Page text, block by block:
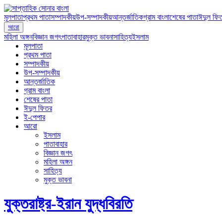
মূলপাতাপ্রথম পাতাসম্পাদকীয়উপ-সম্পাদকীয়আন্তর্জাতিকগ্রাম বাংলাশেষের পাতাঈদুল
আরো
মহিলা অঙ্গনবিজ্ঞান জগৎপাতাবাহারমুক্ত ভাবনাসাহিত্যইসলাম
মূলপাতা
প্রথম পাতা
সম্পাদকীয়
উপ-সম্পাদকীয়
আন্তর্জাতিক
গ্রাম বাংলা
শেষের পাতা
ঈদুল ফিতর
ই-পেপার
আরো
ইসলাম
পাতাবাহার
বিজ্ঞান জগৎ
মহিলা অঙ্গন
সাহিত্য
মুক্ত ভাবনা
যুক্তরাষ্ট্র-ইরান যুদ্ধবিরতি